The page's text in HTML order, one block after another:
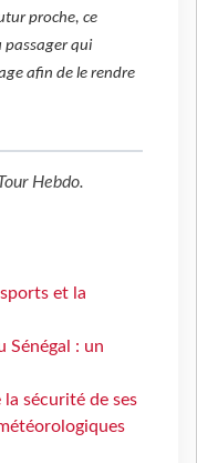
proche, ce
passager qui
afin de le rendre
Hebdo.
et la
Sénégal : un
sécurité de ses